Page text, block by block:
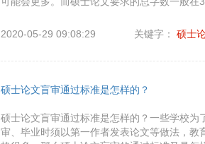
2020-05-29 09:08:29 关键字： 硕士
硕士论文盲审通过标准是怎样的？
硕士论文盲审通过标准是怎样的？一些学校
审、毕业时须以第一作者发表论文等做法，